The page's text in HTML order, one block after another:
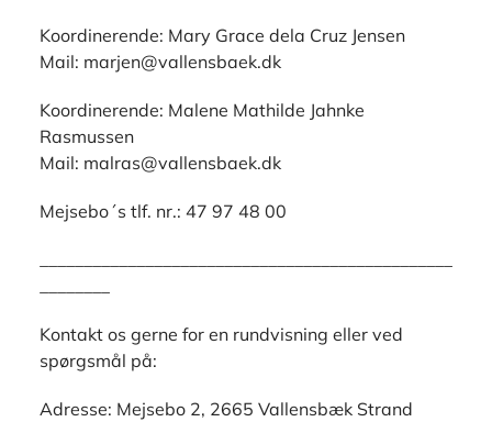
Koordinerende: Mary Grace dela Cruz Jensen
Mail: marjen@vallensbaek.dk
Koordinerende: Malene Mathilde Jahnke
Rasmussen
Mail: malras@vallensbaek.dk
Mejsebo´s tlf. nr.: 47 97 48 00
Kontakt os gerne for en rundvisning eller ved
spørgsmål på:
Adresse: Mejsebo 2, 2665 Vallensbæk Strand